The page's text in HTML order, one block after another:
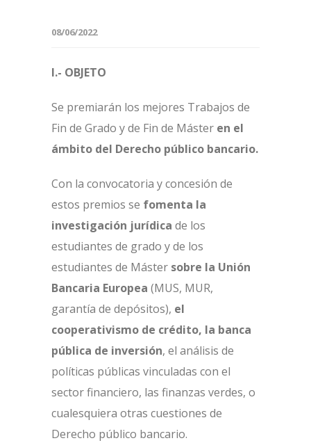
08/06/2022
I.- OBJETO
Se premiarán los mejores Trabajos de
Fin de Grado y de Fin de Máster en el
ámbito del Derecho público bancario.
Con la convocatoria y concesión de
estos premios se fomenta la
investigación jurídica de los
estudiantes de grado y de los
estudiantes de Máster sobre la Unión
Bancaria Europea (MUS, MUR,
garantía de depósitos), el
cooperativismo de crédito, la banca
pública de inversión, el análisis de
políticas públicas vinculadas con el
sector financiero, las finanzas verdes, o
cualesquiera otras cuestiones de
Derecho público bancario.